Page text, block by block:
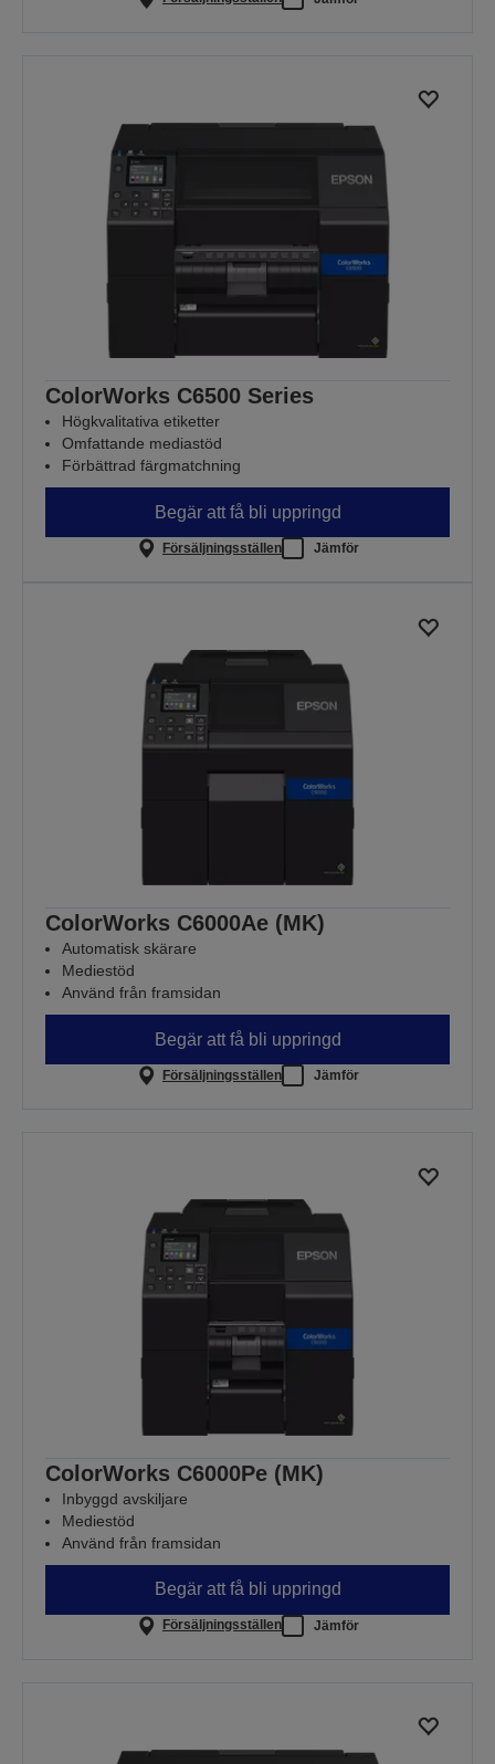
ColorWorks C6500 Series
Högkvalitativa etiketter
Omfattande mediastöd
Förbättrad färgmatchning
Begär att få bli uppringd
Försäljningsställen Jämför
ColorWorks C6000Ae (MK)
Automatisk skärare
Mediestöd
Använd från framsidan
Begär att få bli uppringd
Försäljningsställen Jämför
ColorWorks C6000Pe (MK)
Inbyggd avskiljare
Mediestöd
Använd från framsidan
Begär att få bli uppringd
Försäljningsställen Jämför